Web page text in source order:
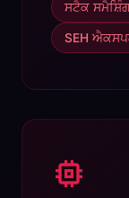
ਸਟੈਕ
SEH